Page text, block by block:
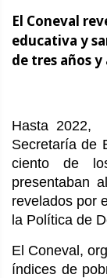
El Coneval
educativa y
de tres años
Hasta 2022,
Secretaría de
ciento de
presentaban
revelados por
la Política de
El Coneval,
índices de